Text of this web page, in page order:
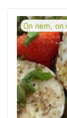
On nem, on